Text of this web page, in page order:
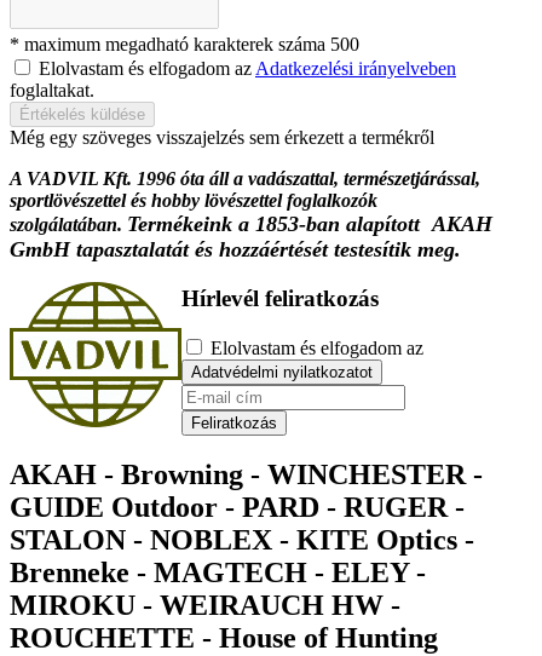
* maximum megadható karakterek száma 500
Elolvastam és elfogadom az Adatkezelési irányelveben
foglaltakat.
Értékelés küldése
Még egy szöveges visszajelzés sem érkezett a termékről
A VADVIL Kft. 1996 óta áll a vadászattal, természetjárással,
sportlövészettel és hobby lövészettel foglalkozók
szolgálatában. Termékeink a 1853-ban alapított AKAH
GmbH tapasztalatát és hozzáértését testesítik meg.
Hírlevél feliratkozás
Elolvastam és elfogadom az
Adatvédelmi nyilatkozatot
Feliratkozás
AKAH - Browning - WINCHESTER -
GUIDE Outdoor - PARD - RUGER -
STALON - NOBLEX - KITE Optics -
Brenneke - MAGTECH - ELEY -
MIROKU - WEIRAUCH HW -
ROUCHETTE - House of Hunting